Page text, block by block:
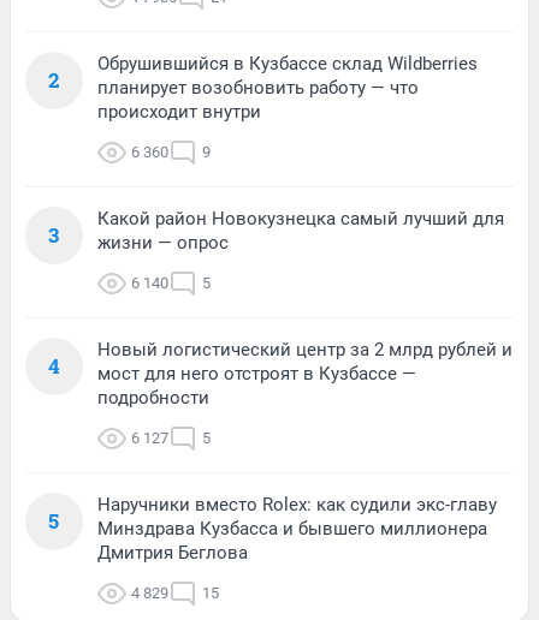
2
Обрушившийся в Кузбассе склад Wildberries
планирует возобновить работу — что
происходит внутри
6 360 9
3
Какой район Новокузнецка самый лучший для
жизни — опрос
6 140 5
4
Новый логистический центр за 2 млрд рублей и
мост для него отстроят в Кузбассе —
подробности
6 127 5
5
Наручники вместо Rolex: как судили экс-главу
Минздрава Кузбасса и бывшего миллионера
Дмитрия Беглова
4 829 15